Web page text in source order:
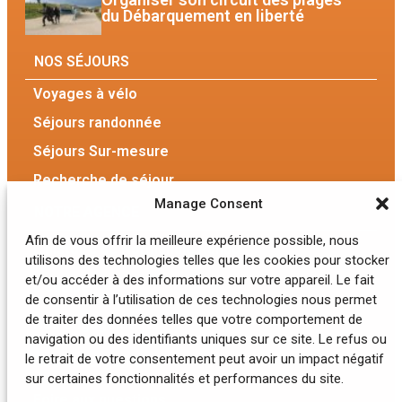
Manage Consent
Afin de vous offrir la meilleure expérience possible, nous
utilisons des technologies telles que les cookies pour stocker
et/ou accéder à des informations sur votre appareil. Le fait
de consentir à l’utilisation de ces technologies nous permet
de traiter des données telles que votre comportement de
navigation ou des identifiants uniques sur ce site. Le refus ou
le retrait de votre consentement peut avoir un impact négatif
sur certaines fonctionnalités et performances du site.
du Débarquement en liberté
NOS SÉJOURS
Voyages à vélo
Séjours randonnée
Séjours Sur-mesure
Recherche de séjour
L’histoire de Normandie Rando
L’équipe
Nos engagements
Nos hébergements